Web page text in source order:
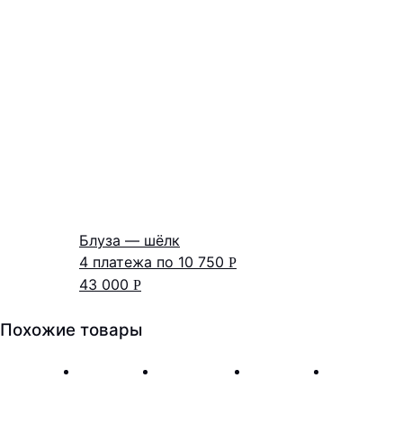
Блуза — шёлк
4 платежа по 10 750 Р
43 000 Р
Похожие товары